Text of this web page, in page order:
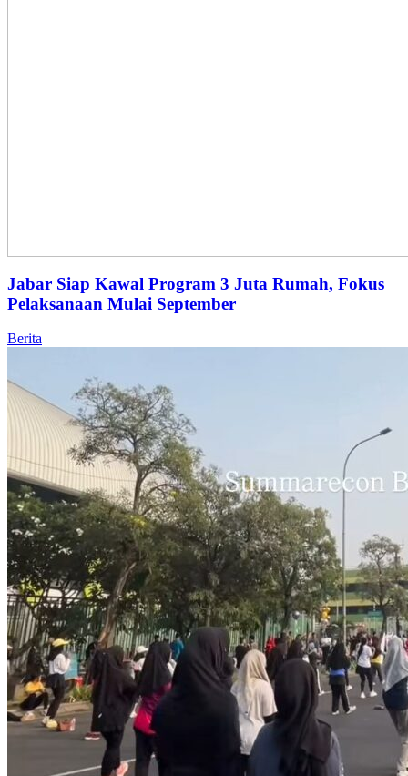
Jabar Siap Kawal Program 3 Juta Rumah, Fokus
Pelaksanaan Mulai September
Berita